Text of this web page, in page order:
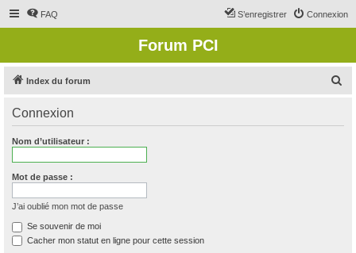
FAQ Connexion
S’enregistrer
Forum PCI
Index du forum
Connexion
Nom d’utilisateur :
Mot de passe :
J’ai oublié mon mot de passe
Se souvenir de moi
Cacher mon statut en ligne pour cette session